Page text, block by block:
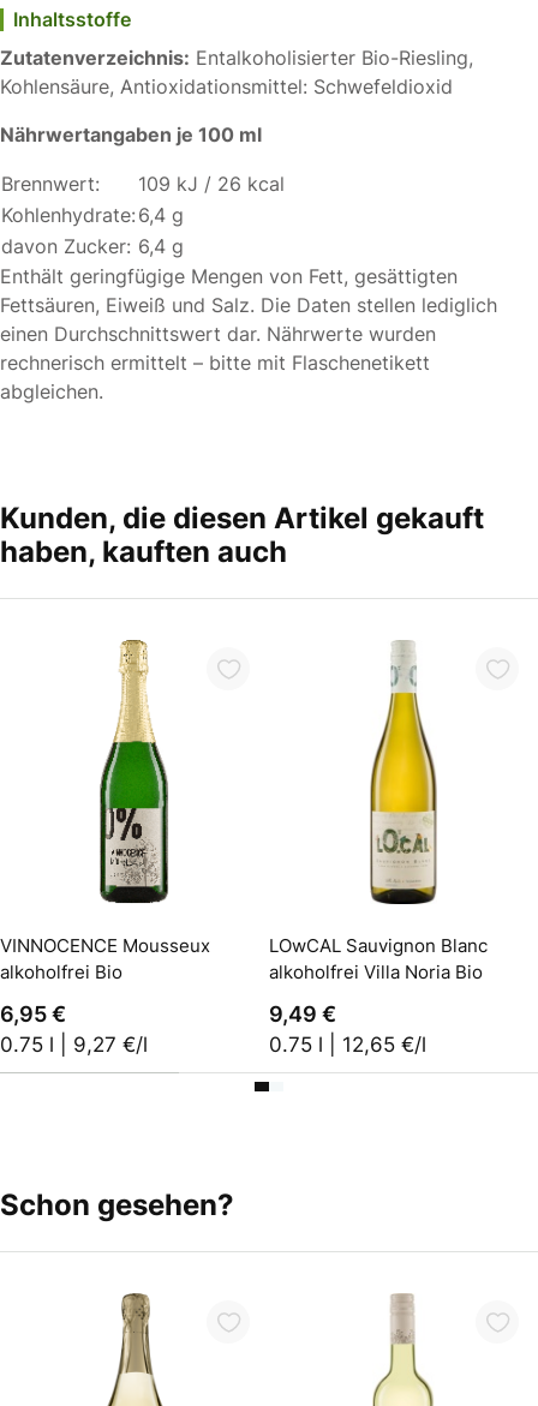
Inhaltsstoffe
Zutatenverzeichnis: Entalkoholisierter Bio-Riesling,
Kohlensäure, Antioxidationsmittel: Schwefeldioxid
Nährwertangaben je 100 ml
Brennwert:
109 kJ / 26 kcal
Kohlenhydrate:6,4 g
davon Zucker: 6,4 g
Enthält geringfügige Mengen von Fett, gesättigten
Fettsäuren, Eiweiß und Salz. Die Daten stellen lediglich
einen Durchschnittswert dar. Nährwerte wurden
rechnerisch ermittelt – bitte mit Flaschenetikett
abgleichen.
Kunden, die diesen Artikel gekauft
haben, kauften auch
In den Warenkorb
VINNOCENCE Mousseux
alkoholfrei Bio
6,95 €
0.75 l | 9,27 €/l
In den Warenkorb
LOwCAL Sauvignon Blanc
alkoholfrei Villa Noria Bio
9,49 €
0.75 l | 12,65 €/l
Schon gesehen?